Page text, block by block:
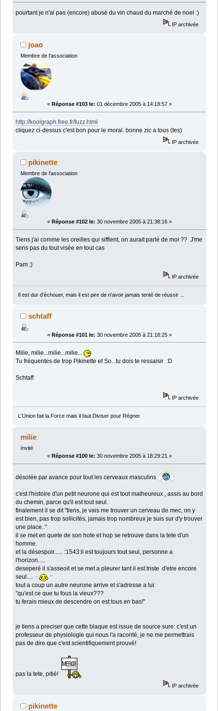
pourtant je n'ai pas (encore) abusé du vin chaud du marché de noel :)
IP archivée
joao
Membre de l'association
« Réponse #103 le: 01 décembre 2005 à 14:18:57 »
http://koolgraph.free.fr/fuzz.html
cliquez ci-dessus c'est bon pour le moral. bonne zic a tous (tes)
IP archivée
pikinette
Membre de l'association
« Réponse #102 le: 30 novembre 2005 à 21:38:16 »
Tiens j'ai comme les oreilles qui sifflent, on aurait parlé de moi ?? J'me
sens pas du tout visée en tout cas
Pam ;)
IP archivée
Il est dur d'échouer, mais il est pire de n'avoir jamais tenté de réussir ...
schtaff
« Réponse #101 le: 30 novembre 2005 à 21:18:25 »
Milie, milie...milie...milie...
Tu fréquentes de trop Pikinette et So...tu dois te ressaisir :D
Schtaff
IP archivée
L'Union fait la Force mais il faut Diviser pour Régner.
milie
Invité
« Réponse #100 le: 30 novembre 2005 à 18:29:21 »
désolée par avance pour tout les cerveaux masculins
c'est l'histoire d'un petit neurone qui est tout malheureux , assis au bord
du chemin, parce qu'il est tout seul.
finalement il se dit "tiens, je vais me trouver un cerveau de mec, on y
est bien, pas trop sollicités, jamais trop nombreux je suis sur d'y trouver
une place.."
il se met en quete de son hote et hop se retrouve dans la tete d'un
homme.
et la désespoir...... :1543:il est toujours tout seul, personne a
l'horizon.....
deseperé il s'asseoit et se met a pleurer tant il est triste d'etre encore
seul....
tout a coup un autre neurone arrive et s'adresse a lui:
"qu'est ce que tu fous la vieux???
tu ferais mieux de descendre on est tous en bas!"
je tiens a preciser que cette blaque est issue de source sure: c'est un
professeur de physiologie qui nous l'a raconté, je ne me permettrais
pas de dire que c'est scientifiquement prouvé!
pas la tete, pitié!
IP archivée
pikinette